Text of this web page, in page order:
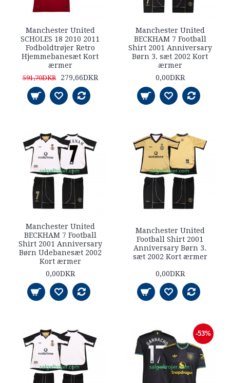
Manchester United
SCHOLES 18 2010 2011
Fodboldtrøjer Retro
Hjemmebanesæt Kort
ærmer
591,70DKR 279,66DKR
Manchester United
BECKHAM 7 Football
Shirt 2001 Anniversary
Børn 3. sæt 2002 Kort
ærmer
0,00DKR
Manchester United
BECKHAM 7 Football
Shirt 2001 Anniversary
Børn Udebanesæt 2002
Kort ærmer
0,00DKR
Manchester United
Football Shirt 2001
Anniversary Børn 3.
sæt 2002 Kort ærmer
0,00DKR
-53%